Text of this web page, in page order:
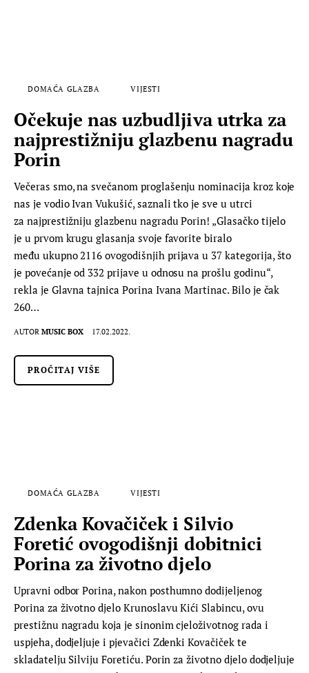
DOMAĆA GLAZBA VIJESTI
Očekuje nas uzbudljiva utrka za
najprestižniju glazbenu nagradu
Porin
Večeras smo, na svečanom proglašenju nominacija kroz koje
nas je vodio Ivan Vukušić, saznali tko je sve u utrci
za najprestižniju glazbenu nagradu Porin! „Glasačko tijelo
je u prvom krugu glasanja svoje favorite biralo
među ukupno 2116 ovogodišnjih prijava u 37 kategorija, što
je povećanje od 332 prijave u odnosu na prošlu godinu“,
rekla je Glavna tajnica Porina Ivana Martinac. Bilo je čak
260…
AUTOR MUSIC BOX 17.02.2022.
PROČITAJ VIŠE
DOMAĆA GLAZBA VIJESTI
Zdenka Kovačiček i Silvio
Foretić ovogodišnji dobitnici
Porina za životno djelo
Upravni odbor Porina, nakon posthumno dodijeljenog
Porina za životno djelo Krunoslavu Kići Slabincu, ovu
prestižnu nagradu koja je sinonim cjeloživotnog rada i
uspjeha, dodjeljuje i pjevačici Zdenki Kovačiček te
skladatelju Silviju Foretiću. Porin za životno djelo dodjeljuje